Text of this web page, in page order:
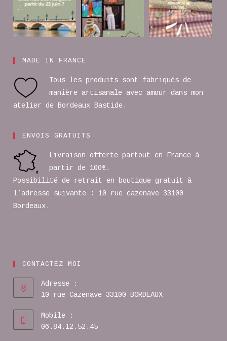
MADE IN FRANCE
Tous les produits sont fabriqués de
manière artisanale avec amour dans mon
atelier de Bordeaux Bastide.
ENVOIS GRATUITS
Livraison offerte partout en France à
partir de 100€.
Possibilité de retrait en boutique gratuit à
l’adresse suivante : 10 rue cazenave 33100
Bordeaux.
CONTACTEZ MOI
Adresse :
10 rue Cazenave 33100 BORDEAUX
Mobile :
06.84.12.52.45